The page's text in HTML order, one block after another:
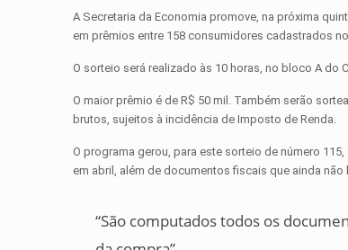
A Secretaria da Economia promove, na próxima
em prêmios entre 158 consumidores cadastrados
O sorteio será realizado às 10 horas, no bloco A do
O maior prêmio é de R$ 50 mil. Também serão
brutos, sujeitos à incidência de Imposto de Renda.
O programa gerou, para este sorteio de número
em abril, além de documentos fiscais que ainda
“São computados todos os